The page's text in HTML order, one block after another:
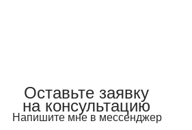
Оставьте заявку
на консультацию
Напишите мне в мессенджер